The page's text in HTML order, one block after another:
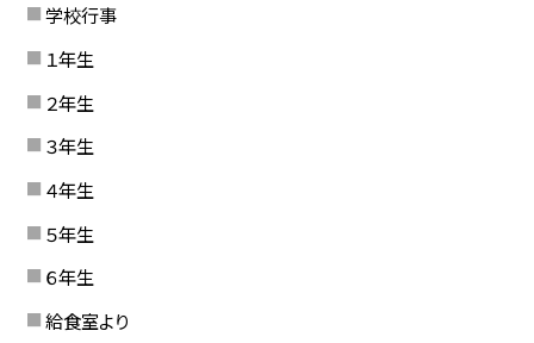
学校行事
１年生
２年生
３年生
４年生
５年生
６年生
給食室より